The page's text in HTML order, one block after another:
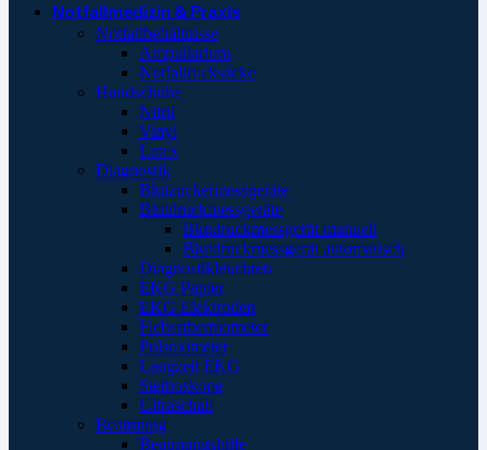
Notfallmedizin & Praxis
Notfallbehältnisse
Ampullarium
Notfallrucksäcke
Handschuhe
Nitril
Vinyl
Latex
Diagnostik
Blutzuckermessgeräte
Blutdruckmessgeräte
Blutdruckmessgerät manuell
Blutdruckmessgerät automatisch
Diagnostikleuchten
EKG Papier
EKG Elektroden
Fieberthermometer
Pulsoximeter
Langzeit EKG
Stethoskope
Ultraschall
Beatmung
Beatmungshilfe